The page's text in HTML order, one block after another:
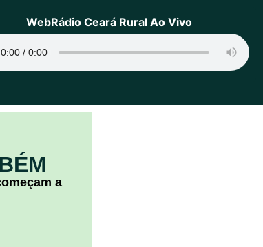
WebRádio Ceará Rural Ao Vivo
a